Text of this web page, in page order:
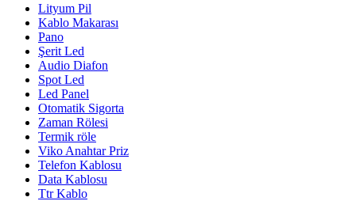
Lityum Pil
Kablo Makarası
Pano
Şerit Led
Audio Diafon
Spot Led
Led Panel
Otomatik Sigorta
Zaman Rölesi
Termik röle
Viko Anahtar Priz
Telefon Kablosu
Data Kablosu
Ttr Kablo